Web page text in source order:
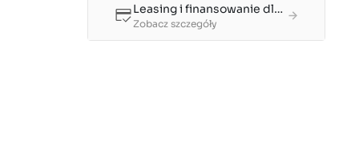
Leasing i finansowanie dla firm
Zobacz szczegóły